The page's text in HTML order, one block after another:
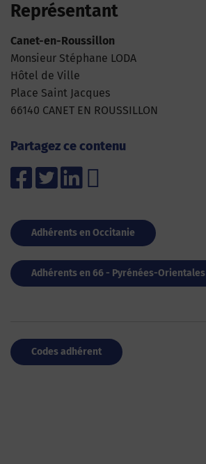
Représentant
Canet-en-Roussillon
Monsieur Stéphane LODA
Hôtel de Ville
Place Saint Jacques
66140 CANET EN ROUSSILLON
Partagez ce contenu
Adhérents en Occitanie
Adhérents en 66 - Pyrénées-Orientales
Codes adhérent